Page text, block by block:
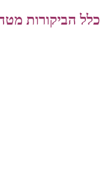
כלל הביקורות